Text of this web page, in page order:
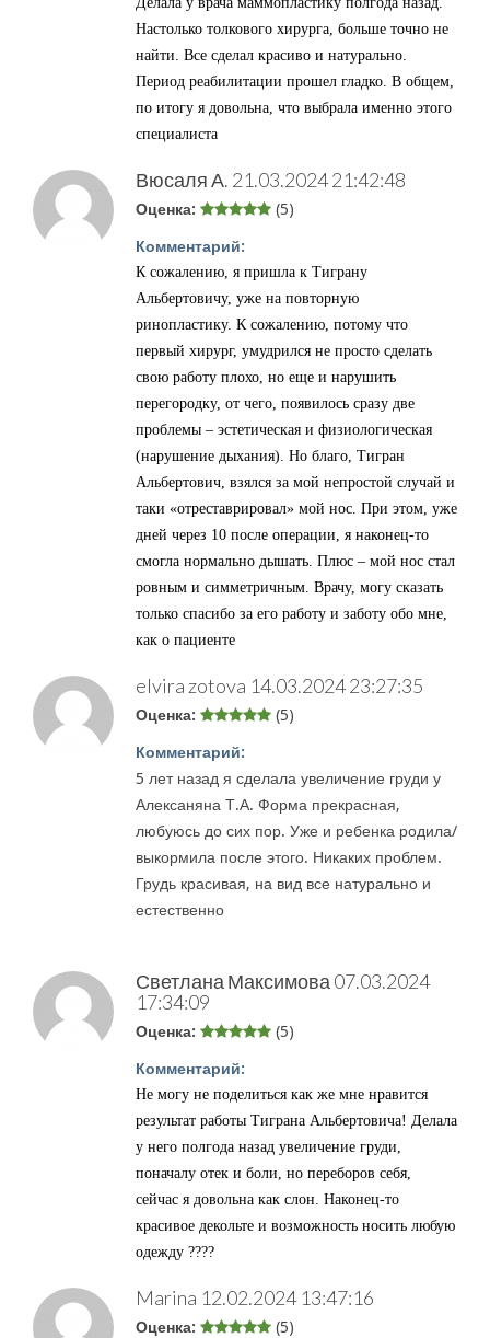
Настолько толкового хирурга, больше точно не
найти. Все сделал красиво и натурально.
Период реабилитации прошел гладко. В общем,
по итогу я довольна, что выбрала именно этого
специалиста
Вюсаля А. 21.03.2024 21:42:48
Оценка: (5)
Комментарий:
К сожалению, я пришла к Тиграну
Альбертовичу, уже на повторную
ринопластику. К сожалению, потому что
первый хирург, умудрился не просто сделать
свою работу плохо, но еще и нарушить
перегородку, от чего, появилось сразу две
проблемы – эстетическая и физиологическая
(нарушение дыхания). Но благо, Тигран
Альбертович, взялся за мой непростой случай и
таки «отреставрировал» мой нос. При этом, уже
дней через 10 после операции, я наконец-то
смогла нормально дышать. Плюс – мой нос стал
ровным и симметричным. Врачу, могу сказать
только спасибо за его работу и заботу обо мне,
как о пациенте
elvira zotova 14.03.2024 23:27:35
Оценка: (5)
Комментарий:
5 лет назад я сделала увеличение груди у
Алексаняна Т.А. Форма прекрасная,
любуюсь до сих пор. Уже и ребенка родила/
выкормила после этого. Никаких проблем.
Грудь красивая, на вид все натурально и
естественно
Светлана Максимова 07.03.2024
17:34:09
Оценка: (5)
Комментарий:
Не могу не поделиться как же мне нравится
результат работы Тиграна Альбертовича! Делала
у него полгода назад увеличение груди,
поначалу отек и боли, но переборов себя,
сейчас я довольна как слон. Наконец-то
красивое декольте и возможность носить любую
одежду ????
Marina 12.02.2024 13:47:16
Оценка: (5)